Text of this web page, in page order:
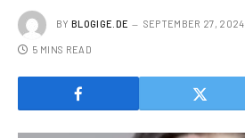
BY BLOGIGE.DE SEPTEMBER 27, 2024
5 MINS READ